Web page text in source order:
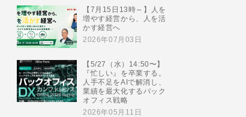
【7月15日13時～】人を
増やす経営から、人を活
かす経営へ
2026年07月03日
【5/27（水）14:50〜】
『忙しい』を卒業する。
人手不足をAIで解消し、
業績を最大化するバック
オフィス戦略
2026年05月11日